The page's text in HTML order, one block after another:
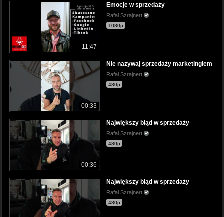
11:47
Emocje w sprzedaży
Rafał Szrajnert
1080p
00:33
Nie nazywaj sprzedaży marketingiem
Rafał Szrajnert
480p
00:36
Największy błąd w sprzedaży
Rafał Szrajnert
480p
Największy błąd w sprzedaży
Rafał Szrajnert
480p